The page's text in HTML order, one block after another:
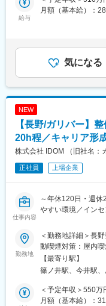
◇当社の魅力
◎生成AIの普及、
どに伴い、電子機
世界中で急増して
◇ポジションの魅力
経営資源の戦略的
おります。
◎また、会社の成長
ことが期待されて
大きいポジション
変更の範囲：会社
・中長期的な事業
・予算策定・予実管
・投資対効果の分
■入社後に想定さ
ます。
◇将来的には
より経営に近い視
る存在へステップ
また、将来的には
■魅力：
◇当社の魅力
「製造」「品質保
する総合メーカー
◎生成AIの普及、
どに伴い、電子機
世界中で急増して
い、開発体制や製
◇ポジションの魅力
給与
月額（基本給）：
目安の金額であり
給(月額)は固定手当
気になる
NEW
【長野/ガリバー】
20h程／キャリア形
株式会社 IDOM （旧社名：
正社員 上場企業
仕事内容
～年休120日・週休
やすい環境／イン
全国にあるIDOMの
備業務をお任せしま
まずは既存工場で
ます。
その後新規工場の
勤務地
＜勤務地詳細＞長
動喫煙対策：屋内
【最寄り駅】
篠ノ井駅、今井駅
＜予定年収＞550
月額（基本給）：